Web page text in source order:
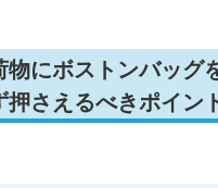
物にボストンバッグ
さえるべきポイン